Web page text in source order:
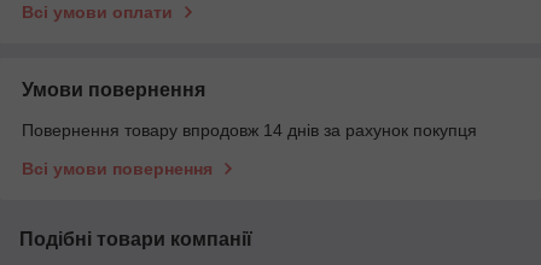
Всі умови оплати
Умови повернення
Повернення товару впродовж 14 днів за рахунок покупця
Всі умови повернення
Подібні товари компанії